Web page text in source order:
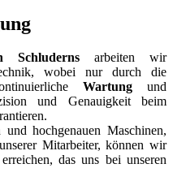
Schluderns arbeiten wir
wobei nur durch die
Wartung und
und Genauigkeit beim
hochgenauen Maschinen,
Mitarbeiter, können wir
erreichen, das uns bei unseren